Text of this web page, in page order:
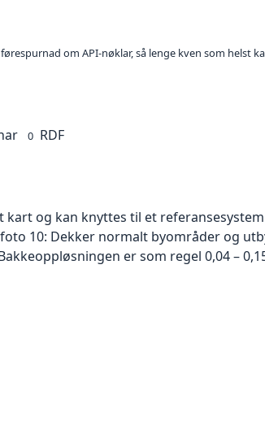
om API-nøklar, så lenge kven som helst
0 RDF
og kan knyttes til et
10: Dekker normalt byområder og
er som regel 0,04 –